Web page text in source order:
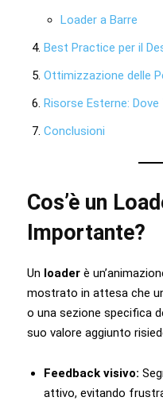
Loader a Barre
Best Practice per il
Ottimizzazione delle
Risorse Esterne:
Conclusioni
Cos’è un
Importante?
Un loader è
mostrato in attesa che
o una sezione specifica
suo valore aggiunto
Feedback visivo:
attivo, evitando